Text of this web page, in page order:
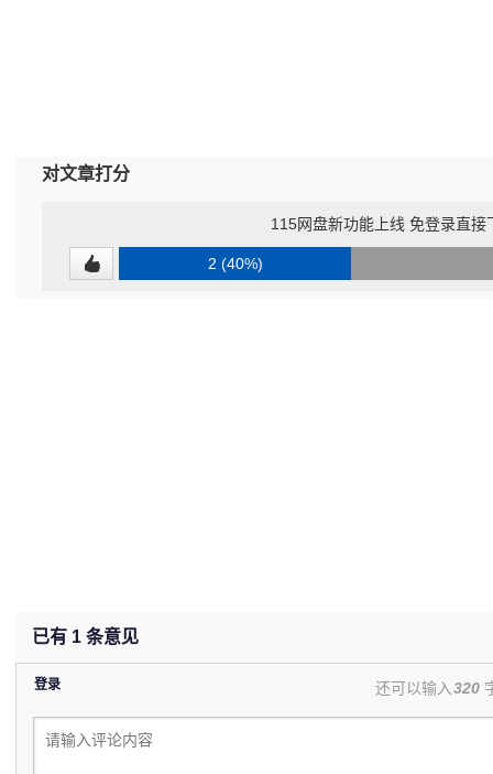
对文章打分
115网盘新功能上线 免登录直接
2 (40%)
已有 1 条意见
登录 还可以输入320